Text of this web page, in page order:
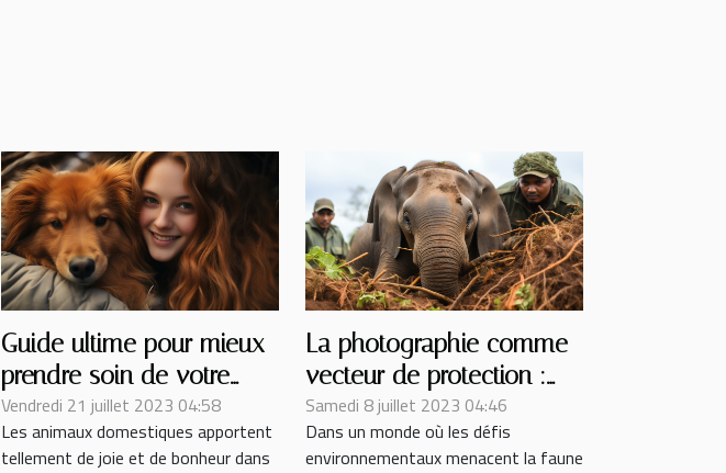
Guide ultime pour mieux
prendre soin de votre
animal de compagnie
Vendredi 21 juillet 2023 04:58
Les animaux domestiques apportent
tellement de joie et de bonheur dans
La photographie comme
vecteur de protection :
Comment les images
sauvent les animaux
Samedi 8 juillet 2023 04:46
Dans un monde où les défis
environnementaux menacent la faune